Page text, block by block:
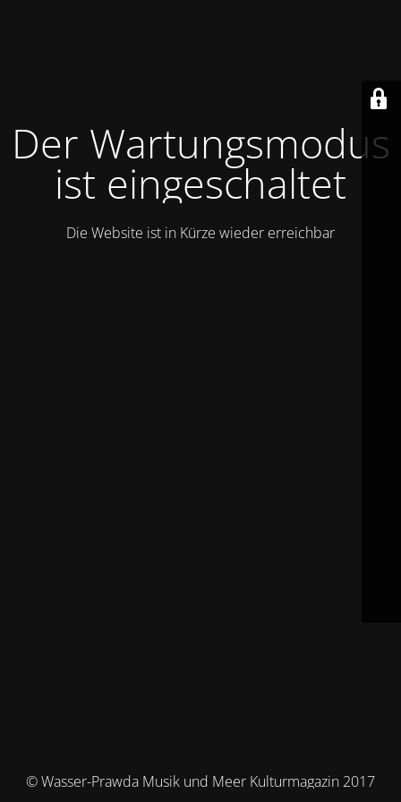
Der Wartungsmodus
ist eingeschaltet
Die Website ist in Kürze wieder erreichbar
© Wasser-Prawda Musik und Meer Kulturmagazin 2017